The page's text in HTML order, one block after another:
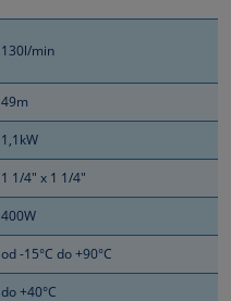
130l/min
49m
1,1kW
1 1/4" x 1 1/4"
400W
od -15°C do +90°C
do +40°C